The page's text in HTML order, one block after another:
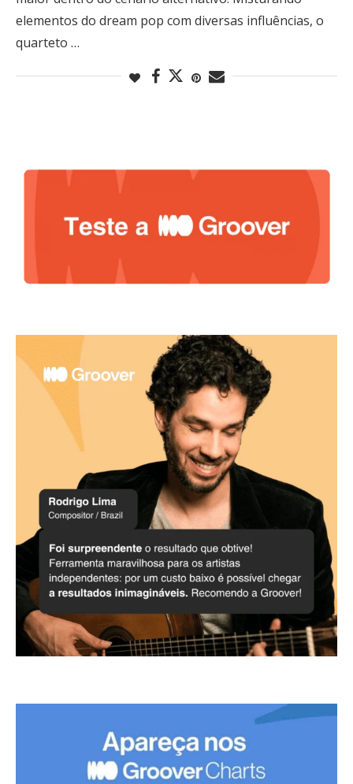
elementos do dream pop com diversas influências, o
quarteto …